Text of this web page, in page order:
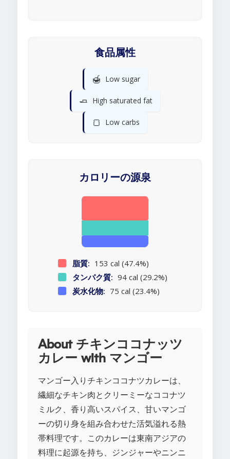
食品属性
🍯 Low sugar
🧈 High saturated fat
🍞 Low carbs
カロリーの源泉
脂質: 153 cal (47.4%)
タンパク質: 94 cal (29.2%)
炭水化物: 75 cal (23.4%)
About チキンココナッツ
カレー with マンゴー
マンゴー入りチキンココナツカレーは、
繊細なチキン肉とクリーミーなココナツ
ミルク、香り高いスパイス、甘いマンゴ
ーの切り身を組み合わせた活気溢れる熱
帯料理です。このカレーは東南アジアの
料理に起源を持ち、ジンジャーやニンニ